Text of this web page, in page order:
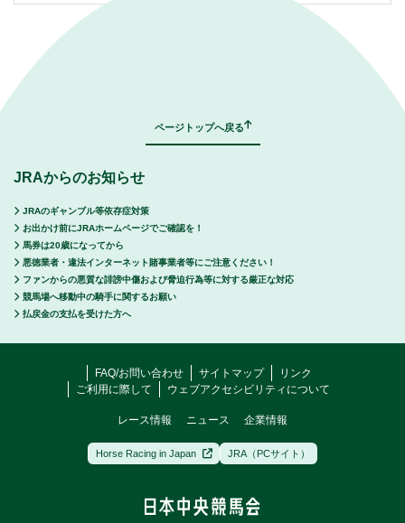
ページトップへ戻る
JRAからのお知らせ
JRAのギャンブル等依存症対策
お出かけ前にJRAホームページでご確認を！
馬券は20歳になってから
悪徳業者・違法インターネット賭事業者等にご注意ください！
ファンからの悪質な誹謗中傷および脅迫行為等に対する厳正な対応
競馬場へ移動中の騎手に関するお願い
払戻金の支払を受けた方へ
FAQ/お問い合わせ サイトマップ
リンク
ご利用に際して
ウェブアクセシビリティについて
レース情報 ニュース 企業情報
Horse Racing in Japan JRA（PCサイト）